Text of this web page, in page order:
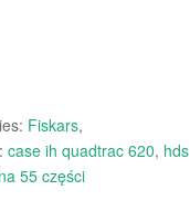
Fiskars,
case ih quadtrac 620, hds
55 części